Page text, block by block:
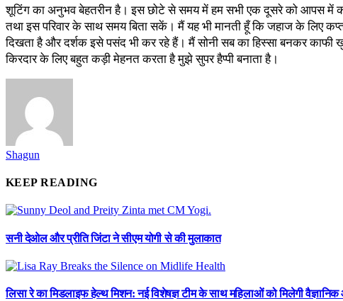
शूटिंग का अनुभव बेहतरीन है। इस छोटे से समय में हम सभी एक दूसरे को आपस में
तथा इस परिवार के साथ समय बिता सकें। मैं यह भी मानती हूँ कि जहाज के लिए
दिखता है और दर्शक इसे पसंद भी कर रहे हैं। मैं सोनी सब का हिस्सा बनकर काफी
किरदार के लिए बहुत कड़ी मेहनत करता है मुझे सुपर हैप्पी बनाता है।
Shagun
KEEP READING
सनी देओल और प्रीति जिंटा ने सीएम योगी से की मुलाकात
लिसा रे का मिडलाइफ हेल्थ मिशन: नई विशेषज्ञ टीम के साथ महिलाओं को मिलेगी